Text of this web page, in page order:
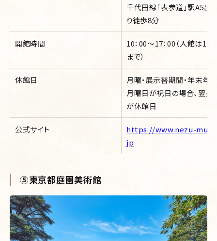
千代田線「表参道」駅A5出
り徒歩8分
開館時間
10：00～17：00（入館は16
まで）
休館日
月曜・展示替期間・年末年
月曜日が祝日の場合、翌火
が休館日
公式サイト
https://www.nezu-
jp
⑤東京都庭園美術館